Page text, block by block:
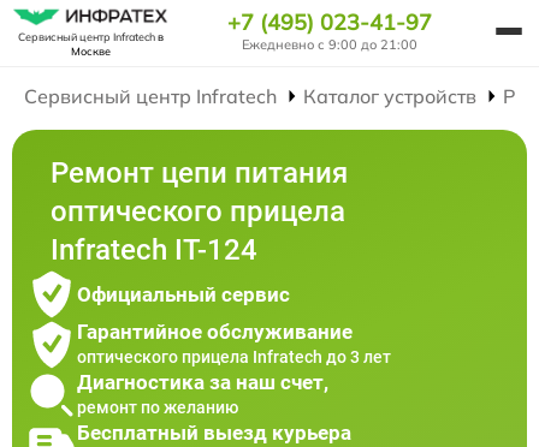
Сервисный центр Infratechв
Москве
+7 (495) 023-41-97
Ежедневно с 9:00 до 21:00
Сервисный центр Infratech Каталог устройств
Ремонт цепи питания
оптического прицела
Infratech IT-124
Официальный сервис
Гарантийное обслуживание
оптического прицела Infratech до 3 лет
Диагностика за наш счет,
ремонт по желанию
Бесплатный выезд курьера